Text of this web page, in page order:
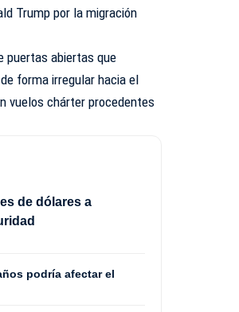
Trump por la migración
puertas abiertas que
forma irregular hacia el
vuelos chárter procedentes
de dólares a
podría afectar el